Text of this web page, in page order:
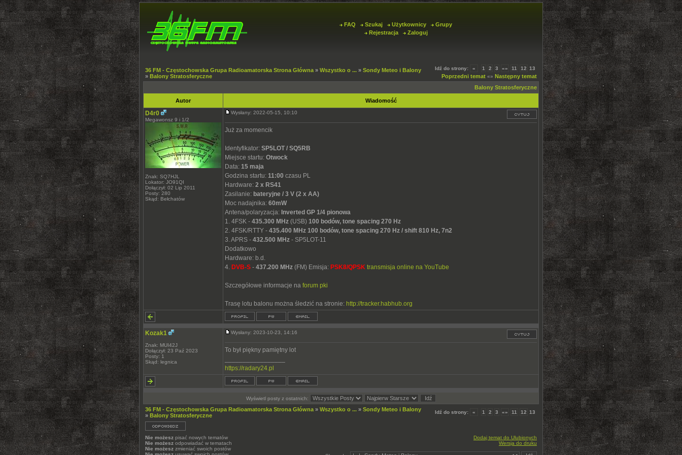
FAQ Szukaj Użytkownicy
Grupy
Rejestracja
Zaloguj
36 FM - Częstochowska Grupa Radioamatorska Strona Główna » Wszystko o ... » Sondy Meteo i Balony
» Balony Stratosferyczne
Idź do strony: « 1 2 3 «» 11 12 13
Poprzedni temat «» Następny temat
Balony Stratosferyczne
Autor Wiadomość
D4r0
Megawonsz 9 i 1/2
Znak: SQ7HJL
Lokator: JO91QI
Dołączył: 02 Lip 2011
Posty: 280
Skąd: Bełchatów
Wysłany: 2022-05-15, 10:10
Już za momencik
Identyfikator: SP5LOT / SQ5RB
Miejsce startu: Otwock
Data: 15 maja
Godzina startu: 11:00 czasu PL
Hardware: 2 x RS41
Zasilanie: bateryjne / 3 V (2 x AA)
Moc nadajnika: 60mW
Antena/polaryzacja: Inverted GP 1/4 pionowa
1. 4FSK - 435.300 MHz (USB) 100 bodów, tone spacing 270 Hz
2. 4FSK/RTTY - 435.400 MHz 100 bodów, tone spacing 270 Hz / shift 810 Hz, 7n2
3. APRS - 432.500 MHz - SP5LOT-11
Dodatkowo
Hardware: b.d.
4. DVB-S - 437.200 MHz (FM) Emisja: PSK8/QPSK transmisja online na YouTube
Szczegółowe informacje na forum pki
Trasę lotu balonu można śledzić na stronie: http://tracker.habhub.org
Kozak1
Znak: MUI42J
Dołączył: 23 Paź 2023
Posty: 1
Skąd: legnica
Wysłany: 2023-10-23, 14:16
To był piękny pamiętny lot
https://radary24.pl
Wyświetl posty z ostatnich:
36 FM - Częstochowska Grupa Radioamatorska Strona Główna » Wszystko o ... » Sondy Meteo i Balony
» Balony Stratosferyczne
Idź do strony: « 1 2 3 «» 11 12 13
Nie możesz pisać nowych tematów
Nie możesz odpowiadać w tematach
Nie możesz zmieniać swoich postów
Dodaj temat do Ulubionych
Wersja do druku